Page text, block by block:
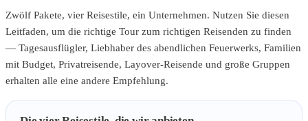
Zwölf Pakete, vier Reisestile, ein Unternehmen. Nutzen Sie diesen
Leitfaden, um die richtige Tour zum richtigen Reisenden zu finden
— Tagesausflügler, Liebhaber des abendlichen Feuerwerks, Familien
mit Budget, Privatreisende, Layover-Reisende und große Gruppen
erhalten alle eine andere Empfehlung.